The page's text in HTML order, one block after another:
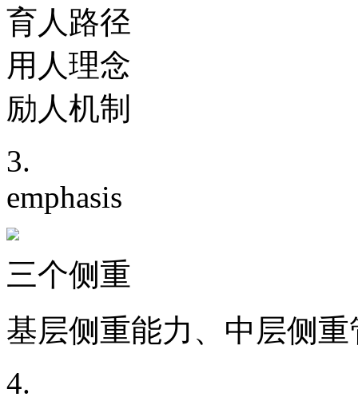
育人路径
用人理念
励人机制
3.
emphasis
三个侧重
基层侧重能力、中层侧
4.